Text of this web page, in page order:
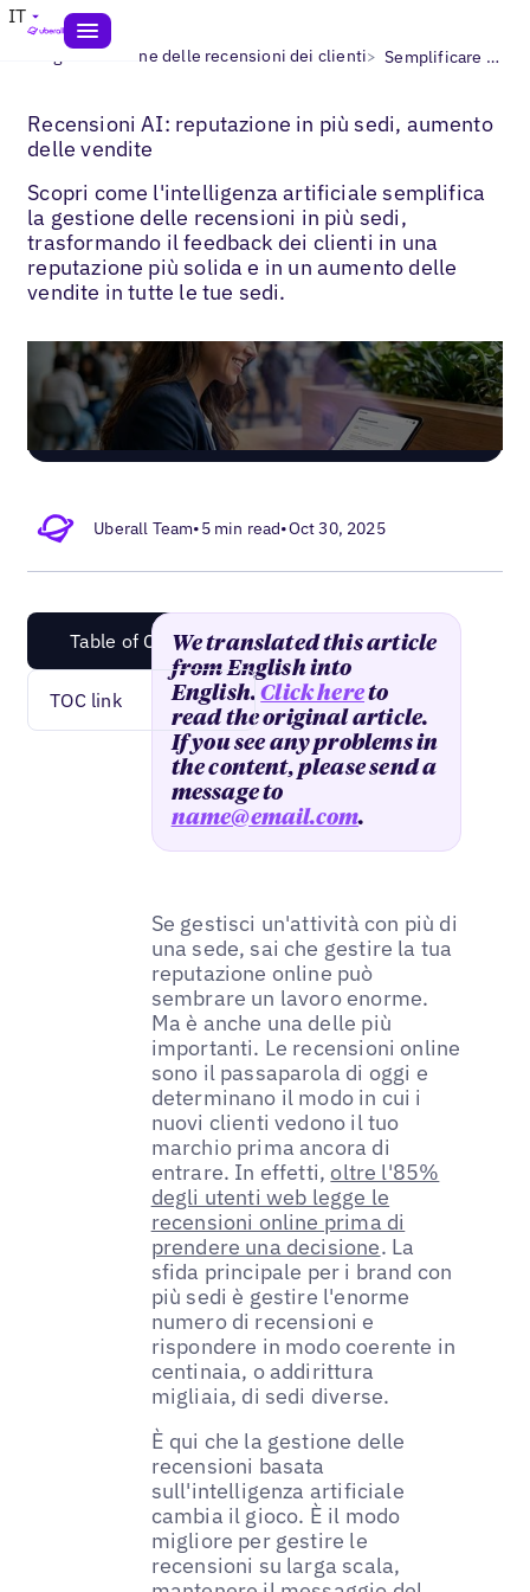
IT
Blogs> Gestione delle recensioni dei clienti> Semplificare la gestione delle recensioni con IA
Recensioni AI: reputazione in più sedi, aumento
delle vendite
Scopri come l'intelligenza artificiale semplifica
la gestione delle recensioni in più sedi,
trasformando il feedback dei clienti in una
reputazione più solida e in un aumento delle
vendite in tutte le tue sedi.
Uberall Team•5 min read•Oct 30, 2025
Table of Content
TOC link
We translated this article
from English into
English.Click hereto
read the original article.
If you see any problems in
the content, please send a
message to
name@email.com.
Se gestisci un'attività con più di
una sede, sai che gestire la tua
reputazione online può
sembrare un lavoro enorme.
Ma è anche una delle più
importanti. Le recensioni online
sono il passaparola di oggi e
determinano il modo in cui i
nuovi clienti vedono il tuo
marchio prima ancora di
entrare. In effetti, oltre l'85%
degli utenti web legge le
recensioni online prima di
prendere una decisione. La
sfida principale per i brand con
più sedi è gestire l'enorme
numero di recensioni e
rispondere in modo coerente in
centinaia, o addirittura
migliaia, di sedi diverse.
È qui che la gestione delle
recensioni basata
sull'intelligenza artificiale
cambia il gioco. È il modo
migliore per gestire le
recensioni su larga scala,